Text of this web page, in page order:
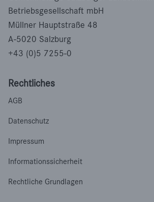
Betriebsgesellschaft mbH
Müllner Hauptstraße 48
A-5020 Salzburg
+43 (0)5 7255-0
Rechtliches
AGB
Datenschutz
Impressum
Informationssicherheit
Rechtliche Grundlagen